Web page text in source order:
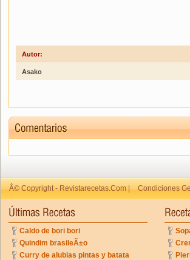
Autor:
Asako
Â© Copyright - Revistarecetas.Com | Condiciones
Caldo de bori bori
Quindim brasileÃ±o
Curry de alubias pintas y batata